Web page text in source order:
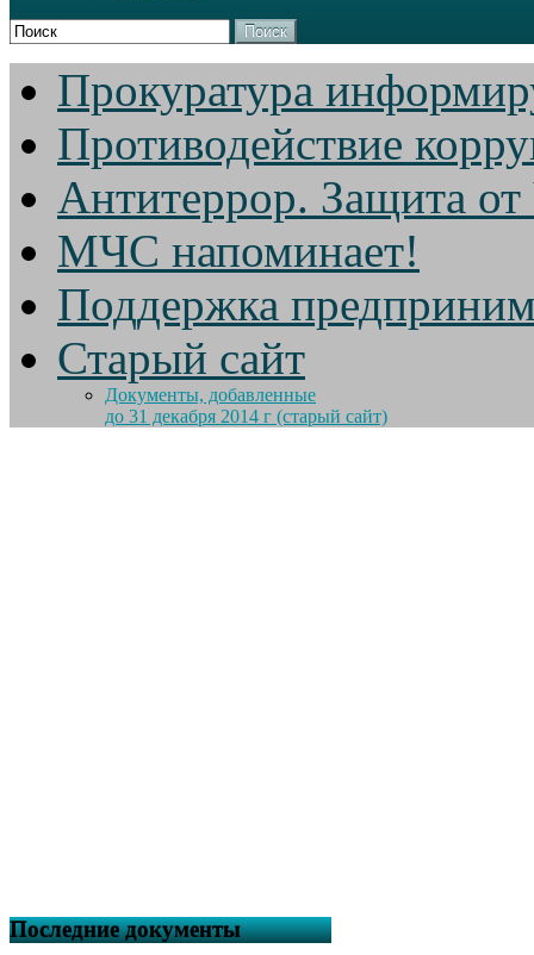
Поиск
Прокуратура
Противодействие
Антитеррор. Защита
МЧС напоминает!
Поддержка
Старый сайт
Документы, добавленные
до 31 декабря 2014 г (старый сайт)
Последние документы